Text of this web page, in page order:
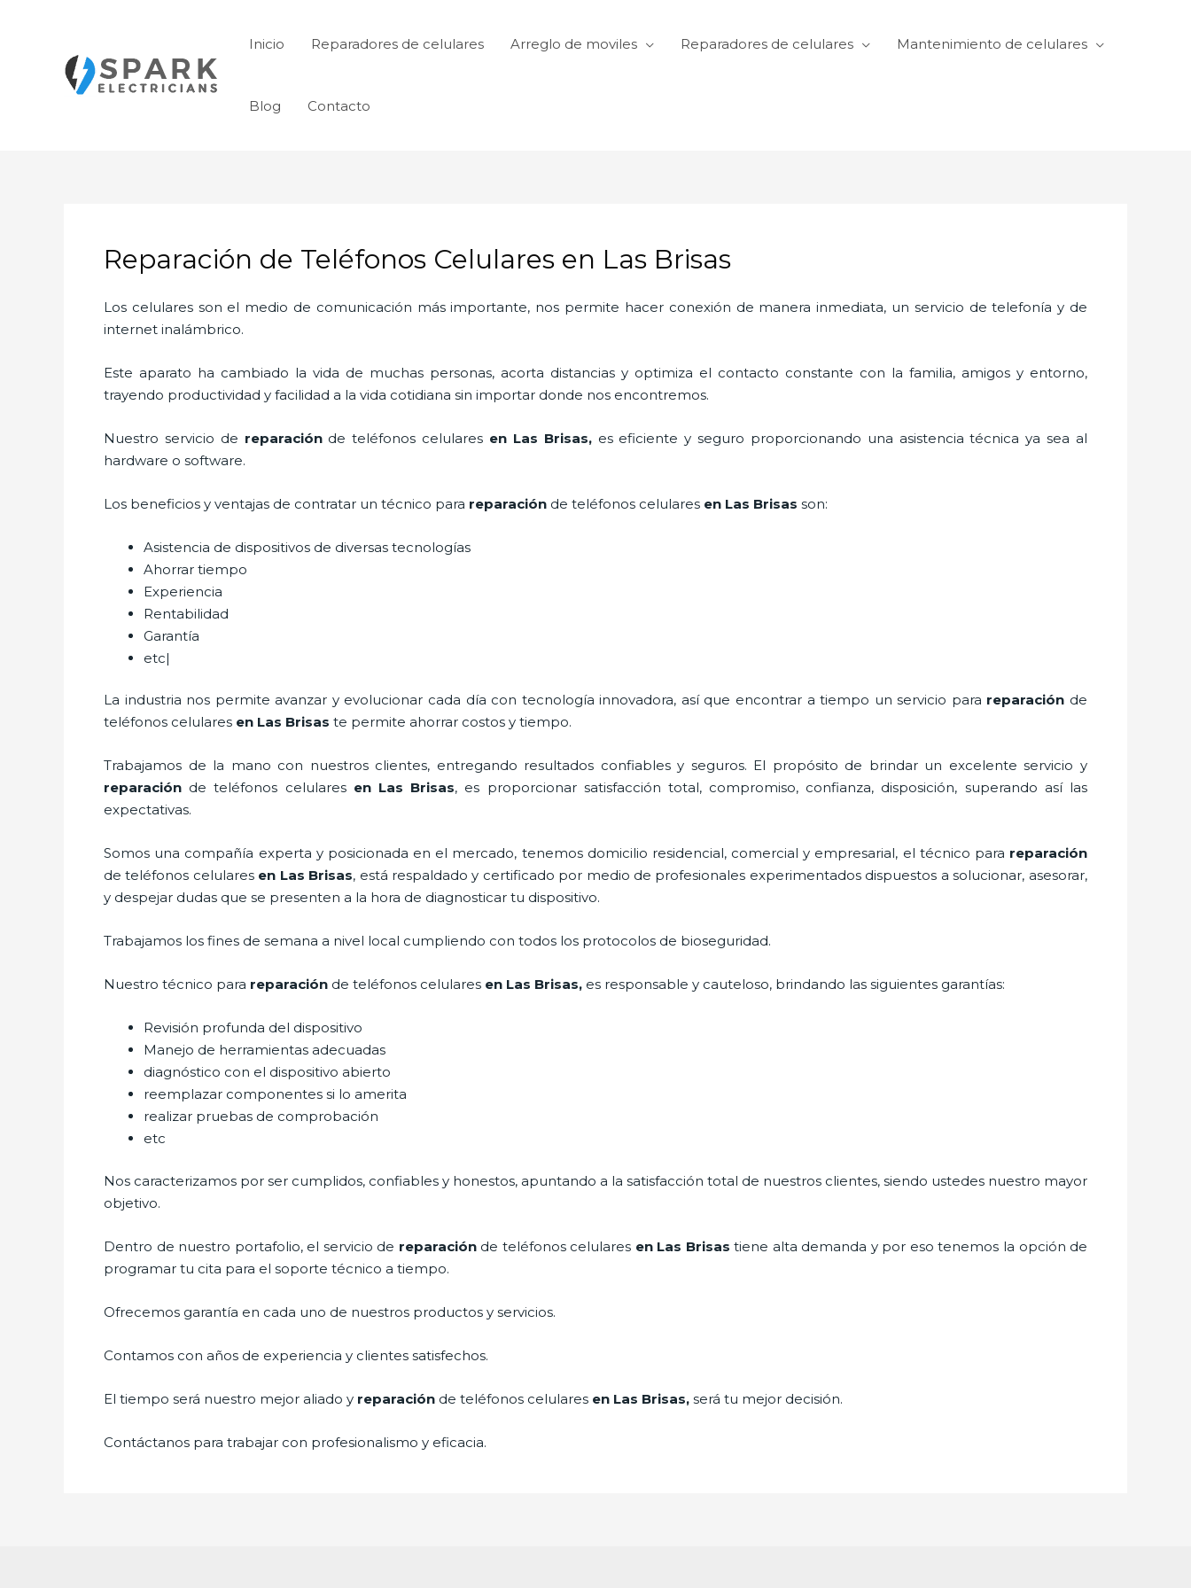
Inicio Reparadores de celulares Arreglo de moviles Reparadores de celulares Mantenimiento de celulares
Blog Contacto
Reparación de Teléfonos Celulares en Las Brisas
Los celulares son el medio de comunicación más importante, nos permite hacer conexión de manera inmediata, un servicio de telefonía y de
internet inalámbrico.
Este aparato ha cambiado la vida de muchas personas, acorta distancias y optimiza el contacto constante con la familia, amigos y entorno,
trayendo productividad y facilidad a la vida cotidiana sin importar donde nos encontremos.
Nuestro servicio de reparaciónde teléfonos celulares en Las Brisas,es eficiente y seguro proporcionando una asistencia técnica ya sea al
hardware o software.
Los beneficios y ventajas de contratar un técnico para reparación de teléfonos celulares en Las Brisas son:
Asistencia de dispositivos de diversas tecnologías
Ahorrar tiempo
Experiencia
Rentabilidad
Garantía
etc|
La industria nos permite avanzar y evolucionar cada día con tecnología innovadora, así que encontrar a tiempo un servicio para reparación de
teléfonos celulares en Las Brisas te permite ahorrar costos y tiempo.
Trabajamos de la mano con nuestros clientes, entregando resultados confiables y seguros. El propósito de brindar un excelente servicio y
reparación de teléfonos celulares en Las Brisas, es proporcionar satisfacción total, compromiso, confianza, disposición, superando así las
expectativas.
Somos una compañía experta y posicionada en el mercado, tenemos domicilio residencial, comercial y empresarial, el técnico para reparación
de teléfonos celulares en Las Brisas, está respaldado y certificado por medio de profesionales experimentados dispuestos a solucionar, asesorar,
y despejar dudas que se presenten a la hora de diagnosticar tu dispositivo.
Trabajamos los fines de semana a nivel local cumpliendo con todos los protocolos de bioseguridad.
Nuestro técnico para reparación de teléfonos celulares en Las Brisas, es responsable y cauteloso, brindando las siguientes garantías:
Revisión profunda del dispositivo
Manejo de herramientas adecuadas
diagnóstico con el dispositivo abierto
reemplazar componentes si lo amerita
realizar pruebas de comprobación
etc
Nos caracterizamos por ser cumplidos, confiables y honestos, apuntando a la satisfacción total de nuestros clientes, siendo ustedes nuestro mayor
objetivo.
Dentro de nuestro portafolio, el servicio de reparaciónde teléfonos celulares en Las Brisas tiene alta demanda y por eso tenemos la opción de
programar tu cita para el soporte técnico a tiempo.
Ofrecemos garantía en cada uno de nuestros productos y servicios.
Contamos con años de experiencia y clientes satisfechos.
El tiempo será nuestro mejor aliado y reparación de teléfonos celulares en Las Brisas, será tu mejor decisión.
Contáctanos para trabajar con profesionalismo y eficacia.